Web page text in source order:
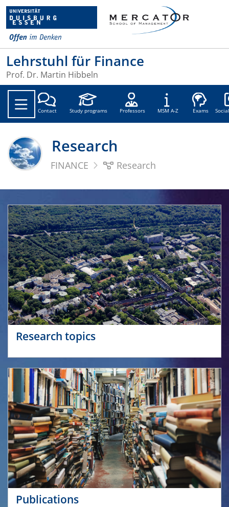
Lehrstuhl für Finance
Prof. Dr. Martin Hibbeln
Contact Study programs Professors MSM A-Z Exams
Research
FINANCE Research
Research topics
Publications